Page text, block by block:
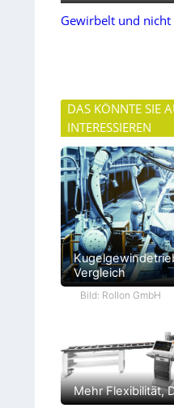
Gewirbelt und nicht
DAS KÖNNTE SIE
INTERESSIEREN
Vergleich
Bild: Rollon GmbH
Mehr Flexibilität,